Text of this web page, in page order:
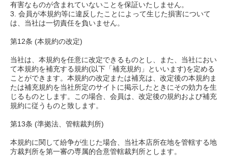
有害なものが含まれていないことを保証いたしません。
3. 会員が本規約等に違反したことによって生じた損害について
は、当社は一切責任を負いません。
第12条 (本規約の改定)
当社は、本規約を任意に改定できるものとし、また、当社におい
て本規約を補充する規約(以下「補充規約」といいます)を定める
ことができます。本規約の改定または補充は、改定後の本規約ま
たは補充規約を当社所定のサイトに掲示したときにその効力を生
じるものとします。この場合、会員は、改定後の規約および補充
規約に従うものと致します。
第13条 (準拠法、管轄裁判所)
本規約に関して紛争が生じた場合、当社本店所在地を管轄する地
方裁判所を第一審の専属的合意管轄裁判所とします。